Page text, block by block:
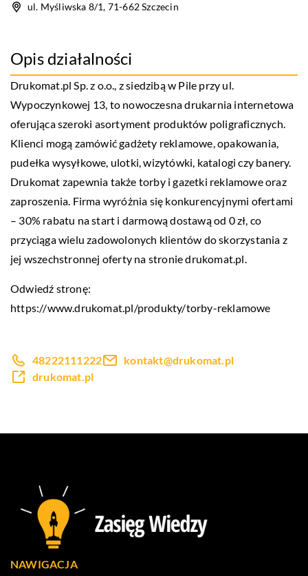
ul. Myśliwska 8/1, 71-662 Szczecin
Opis działalności
Drukomat.pl Sp. z o.o., z siedzibą w Pile przy ul.
Wypoczynkowej 13, to nowoczesna drukarnia internetowa
oferująca szeroki asortyment produktów poligraficznych.
Klienci mogą zamówić gadżety reklamowe, opakowania,
pudełka wysyłkowe, ulotki, wizytówki, katalogi czy banery.
Drukomat zapewnia także torby i gazetki reklamowe oraz
zaproszenia. Firma wyróżnia się konkurencyjnymi ofertami
– 30% rabatu na start i darmową dostawą od 0 zł, co
przyciąga wielu zadowolonych klientów do skorzystania z
jej wszechstronnej oferty na stronie drukomat.pl.
Odwiedź stronę:
https://www.drukomat.pl/produkty/torby-reklamowe
48222111222
kontakt@drukomat.pl
drukomat.pl
NAWIGACJA